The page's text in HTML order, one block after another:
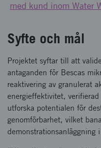
med kund inom Water
Syfte och mål
Projektet syftar till att
antaganden för Bescas
reaktivering av granulerat
energieffektivitet,
utforska potentialen för
genomförbarhet, vilket
demonstrationsanläggning